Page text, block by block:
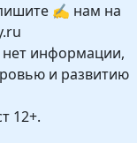
✍ нам на
нет информации,
и развитию
12+.